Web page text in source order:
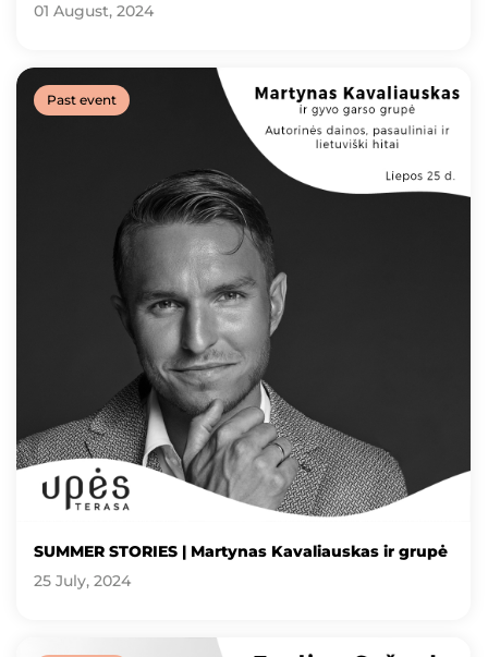
01 August, 2024
Past event
SUMMER STORIES | Martynas Kavaliauskas ir grupė
25 July, 2024